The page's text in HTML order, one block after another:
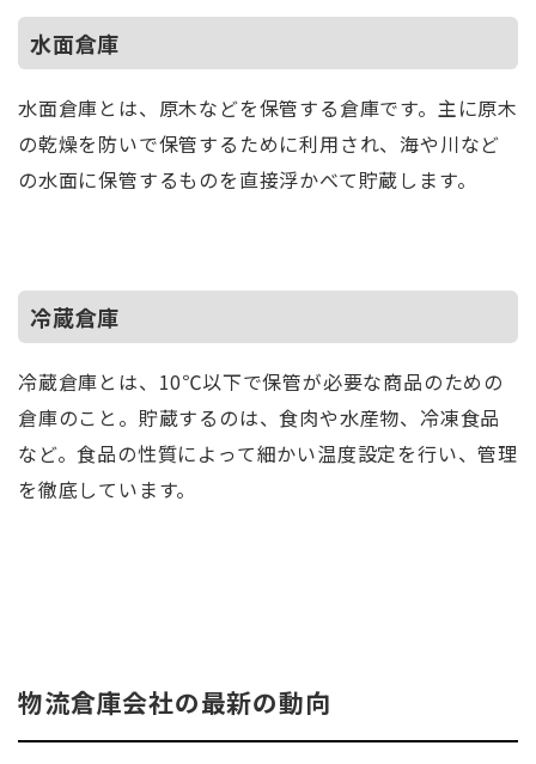
水面倉庫
水面倉庫とは、原木などを保管する倉庫です。主に原木
の乾燥を防いで保管するために利用され、海や川など
の水面に保管するものを直接浮かべて貯蔵します。
冷蔵倉庫
冷蔵倉庫とは、10℃以下で保管が必要な商品のための
倉庫のこと。貯蔵するのは、食肉や水産物、冷凍食品
など。食品の性質によって細かい温度設定を行い、管理
を徹底しています。
物流倉庫会社の最新の動向